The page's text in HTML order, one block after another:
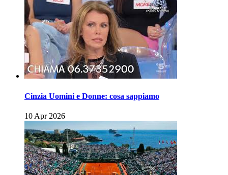
Cinzia Uomini e Donne: cosa sappiamo
10 Apr 2026